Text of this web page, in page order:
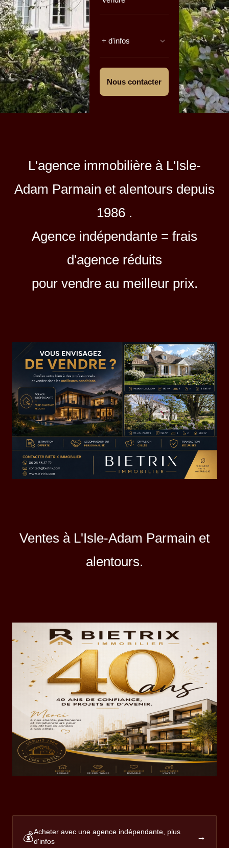
+ d'infos
Nous contacter
L'agence immobilière à L'Isle-
Adam Parmain et alentours depuis
1986 .
Agence indépendante = frais
d'agence réduits
pour vendre au meilleur prix.
Ventes à L'Isle-Adam Parmain et
alentours.
💰Acheter avec une agence indépendante, plus
d'infos
→